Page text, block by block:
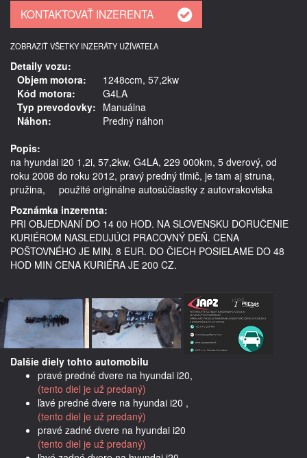
ZOBRAZIŤ VŠETKY INZERÁTY UŽÍVATEĽA
Detaily vozu:
Objem motora:
1248ccm, 57,2kw
Kód motora:
G4LA
Typ prevodovky: Manuálna
Náhon:
Predný náhon
Popis:
na hyundai i20 1,2i, 57,2kw, G4LA, 229 000km, 5 dverový, od
roku 2008 do roku 2012, pravý predný tlmič, je tam aj struna,
Poznámka inzerenta:
PRI OBJEDNANÍ DO 14 00 HOD. NA SLOVENSKU DORUČENIE
KURIÉROM NASLEDUJÚCI PRACOVNÝ DEŇ. CENA
POŠTOVNÉHO JE MIN. 8 EUR. DO ČIECH POSIELAME DO 48
HOD MIN CENA KURIÉRA JE 200 CZ.
Dalšie diely tohto automobilu
pravé predné dvere na hyundai i20,
(tento diel je už predaný)
ľavé predné dvere na hyundai i20 ,
(tento diel je už predaný)
pravé zadné dvere na hyundai i20
(tento diel je už predaný)